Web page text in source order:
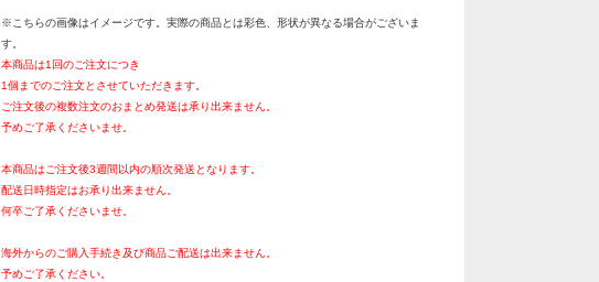
※こちらの画像はイメージです。実際の商品とは彩色、形状が異なる場合がございま
す。
本商品は1回のご注文につき
1個までのご注文とさせていただきます。
ご注文後の複数注文のおまとめ発送は承り出来ません。
予めご了承くださいませ。
本商品はご注文後3週間以内の順次発送となります。
配送日時指定はお承り出来ません。
何卒ご了承くださいませ。
海外からのご購入手続き及び商品ご配送は出来ません。
予めご了承ください。